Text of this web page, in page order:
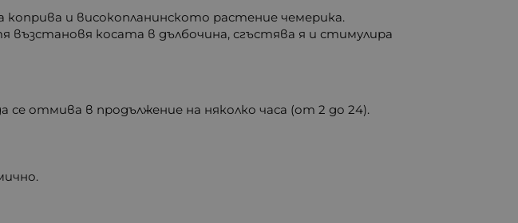
и високопланинското растение чемерика.
косата в дълбочина, сгъстява я и стимулира
се отмива в продължение на няколко часа (от 2 до 24).